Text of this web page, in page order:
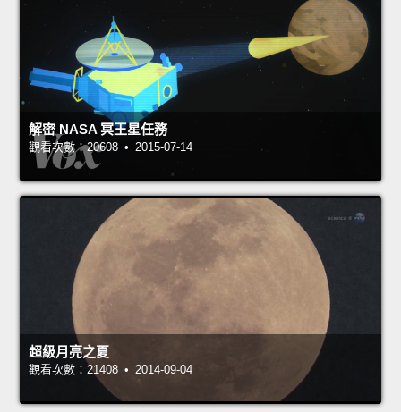
解密 NASA 冥王星任務
觀看次數：20608 • 2015-07-14
超級月亮之夏
觀看次數：21408 • 2014-09-04